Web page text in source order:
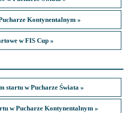
Kontynentalnym »
w FIS Cup »
startu w Pucharze Świata »
w Pucharze Kontynentalnym »